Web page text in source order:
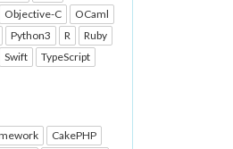
Objective-C
OCaml
Python3 R
Ruby
Swift
TypeScript
CakePHP